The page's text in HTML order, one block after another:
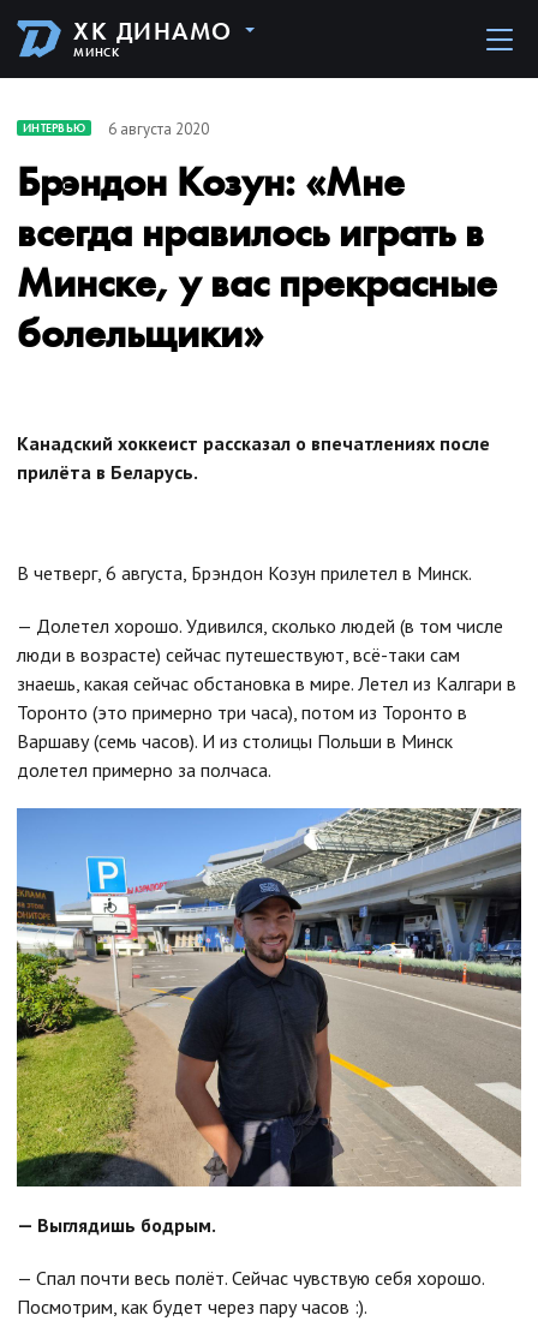
ХК ДИНАМО
МИНСК
ИНТЕРВЬЮ 6 августа 2020
Брэндон Козун: «Мне
всегда нравилось играть в
Минске, у вас прекрасные
болельщики»
Канадский хоккеист рассказал о впечатлениях после
прилёта в Беларусь.
В четверг, 6 августа, Брэндон Козун прилетел в Минск.
— Долетел хорошо. Удивился, сколько людей (в том числе
люди в возрасте) сейчас путешествуют, всё-таки сам
знаешь, какая сейчас обстановка в мире. Летел из Калгари в
Торонто (это примерно три часа), потом из Торонто в
Варшаву (семь часов). И из столицы Польши в Минск
долетел примерно за полчаса.
— Выглядишь бодрым.
— Спал почти весь полёт. Сейчас чувствую себя хорошо.
Посмотрим, как будет через пару часов :).